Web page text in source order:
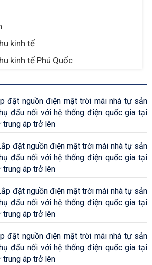
kinh tế
kinh tế Phú Quốc
đặt nguồn điện mặt trời mái nhà tự sản
đấu nối với hệ thống điện quốc gia tại
trung áp trở lên
đặt nguồn điện mặt trời mái nhà tự sản
đấu nối với hệ thống điện quốc gia tại
trung áp trở lên
đặt nguồn điện mặt trời mái nhà tự sản
đấu nối với hệ thống điện quốc gia tại
trung áp trở lên
đặt nguồn điện mặt trời mái nhà tự sản
đấu nối với hệ thống điện quốc gia tại
trung áp trở lên